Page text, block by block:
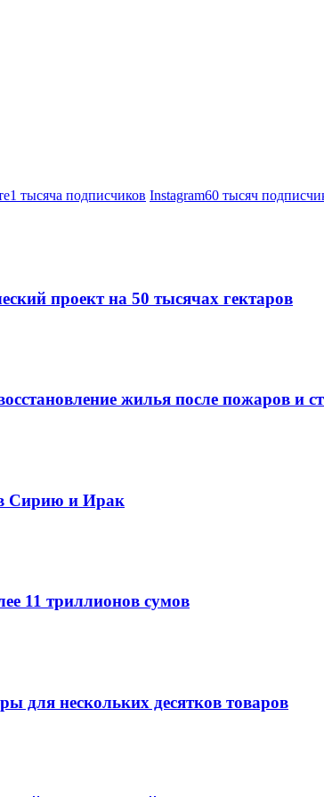
1 тысяча подписчиков Instagram60 тысяч
проект на 50 тысячах гектаров
жилья после пожаров и
в Сирию и Ирак
11 триллионов сумов
для нескольких десятков товаров